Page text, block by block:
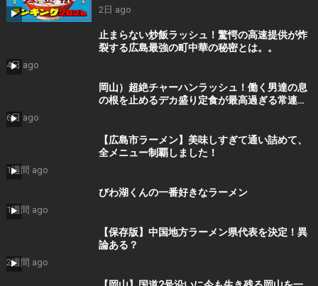
2日 ago
止まらない炒飯ラッシュ！驚愕の高速提供が炸
裂する広島最強の町中華の秘密とは。。
4日 ago
岡山）超絶チャーハンラッシュ！働く男達の息
の根を止めるデカ盛り定食が最高過ぎる常連殺
6日 ago
【広島市ラーメン】美味しすぎて通い詰めて、
全メニュー制覇しました！
1週間 ago
びわ湖くんの一番好きなラーメン
1週間 ago
【保存版】中国地方ラーメン県代表を決定！異
論ある？
2週間 ago